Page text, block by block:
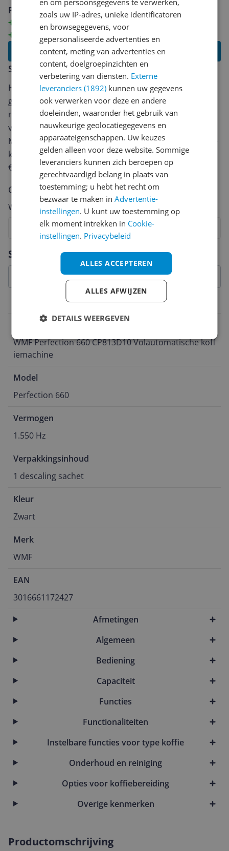
Specificaties
Productinformatie
Introductie
WMF Perfection 660 CP813D10 Volautomatische koff
iemachine
Model
Perfection 660
Vermogen
1.550 Hz
Verpakkingsinhoud
1 descaling sachet
Kleur
Zwart
Merk
WMF
EAN
3016661172427
Afmetingen
Algemeen
Bediening
Capaciteit
Functies
Functionaliteiten
Instelbare functies voor type koffie
Onderhoud en reiniging
Opties voor koffiebereiding
Overige kenmerken
Productomschrijving
een tijdje schuimen zonder gekoppelde melkslang. De
melkslang zelf reinigen moet via het menu, soms
vraagt ie daar zelf om. Dit apparaat zou ik nooit weer
kopen, als er geen 30 dagen verlopen waren, zou ik 'm
teruggestuurd hebben. Doe mij maar een Philips
LatteGo of een DeLonghi.
Pluspunten
Gemak bediening
Onderhoud eenvoudig
Lees alle reviews
Schrijf een review
Heb jij dit product in bezit en wil je graag je mening
geven? Start dan hieronder met het schrijven van je
review. Afhankelijk van de details duurt het schrijven
van een review gemiddeld tussen de 3 en 10 minuten.
Met jouw mening help je andere bezoekers een betere
keuze te maken én maak je iedere maand kans op
€250,-!
Klik hier voor de actievoorwaarden.
Cijfer
Welk cijfer geef jij dit product?
7
6
5
4
3
2
en om persoonsgegevens te verwerken,
zoals uw IP-adres, unieke identificatoren
en browsegegevens, voor
gepersonaliseerde advertenties en
content, meting van advertenties en
content, doelgroepinzichten en
verbetering van diensten. Externe
leveranciers (1892) kunnen uw gegevens
ook verwerken voor deze en andere
doeleinden, waaronder het gebruik van
nauwkeurige geolocatiegegevens en
apparaateigenschappen. Uw keuzes
gelden alleen voor deze website. Sommige
leveranciers kunnen zich beroepen op
gerechtvaardigd belang in plaats van
toestemming; u hebt het recht om
bezwaar te maken inAdvertentie-
instellingen. U kunt uw toestemming op
elk moment intrekken in Cookie-
instellingen. Privacybeleid
ALLES ACCEPTEREN
ALLES AFWIJZEN
DETAILS WEERGEVEN